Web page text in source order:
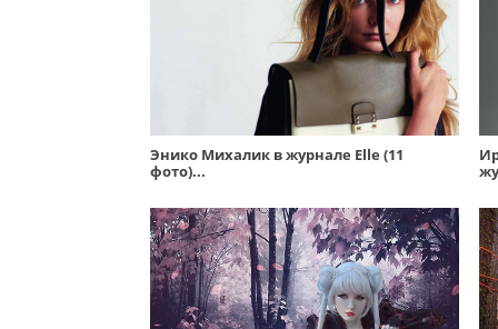
Энико Михалик в журнале Elle (11
фото)...